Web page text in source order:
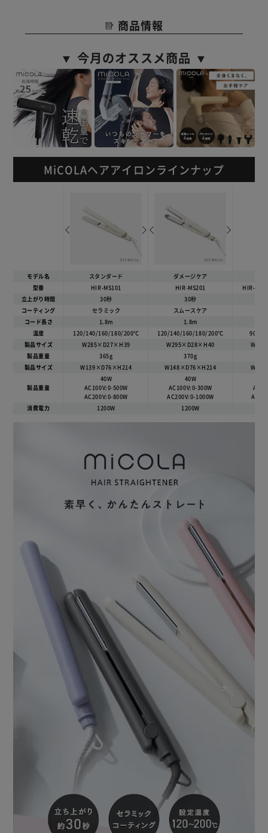
忙しい時でもすぐにスタイリングできます。
◆電源自動オフ機能
消したかな？そんなときにも安心。
約30分で自動的に電源が切れる安心設計。
◆持ち運びに便利！軽量＆コンパクト
約290gと軽量で使用中も疲れにくい。
スリムで持ち運びにも便利！
◆使い続けられるこだわりの機能
ボタンが内側なので使用中の誤操作を防止。
温度はサイドのLEDライトでお知らせ。
使わないときはストッパーをロックしてコンパクトに。
［フックホルダー］
壁やフックに掛けて収納ができます。
［海外使用OK］
100V～240V対応。
海外旅行にも使い慣れたアイロンで。
※海外でご使用の際は国や地域に合わせた変換プラグをご用
意ください。
商品情報
▼ 今月のオススメ商品 ▼
MiCOLAヘアアイロンラインナップ
モデル名 スタンダード ダメージケア
型番
HIR-MS101 HIR-MS201
HIR-
立上がり時間
30秒
30秒
コーティング
セラミック スムースケア
コード長さ
1.8m 1.8m
温度
120/140/160/180/200℃ 120/140/160/180/200℃
90/
製品サイズ
W285×D27×H39 W295×D28×H40
製品重量
365g 370g
製品サイズ
W139×D76×H214 W148×D76×H214
製品重量
40W
AC100V:0-500W
AC200V:0-800W
40W
AC100V:0-300W
AC200V:0-1000W
消費電力
1200W 1200W